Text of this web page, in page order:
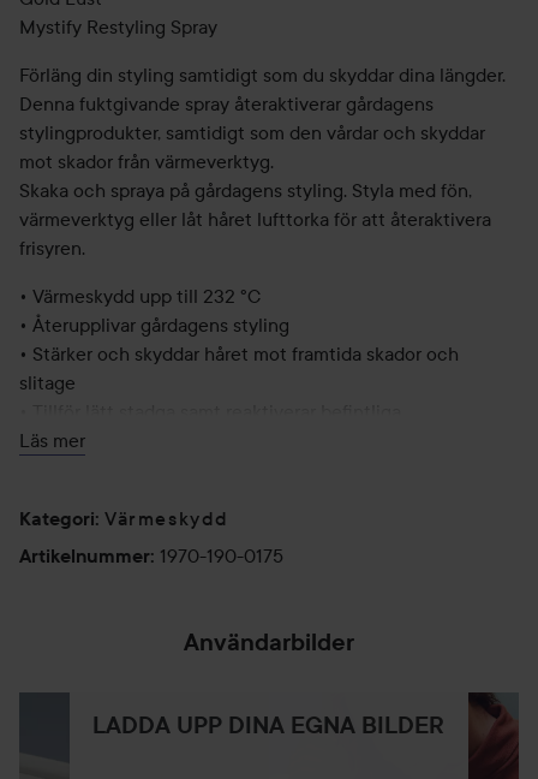
Mystify Restyling Spray
Förläng din styling samtidigt som du skyddar dina längder.
Denna fuktgivande spray återaktiverar gårdagens
stylingprodukter, samtidigt som den vårdar och skyddar
mot skador från värmeverktyg.
Skaka och spraya på gårdagens styling. Styla med fön,
värmeverktyg eller låt håret lufttorka för att återaktivera
frisyren.
• Värmeskydd upp till 232 °C
• Återupplivar gårdagens styling
• Stärker och skyddar håret mot framtida skador och
slitage
stylingprodukter
Dermatologiskt testad. Innehåller inte parabener, sulfater
Läs mer
Kategori: Värmeskydd
Artikelnummer: 1970-190-0175
Användarbilder
LADDA UPP DINA EGNA BILDER